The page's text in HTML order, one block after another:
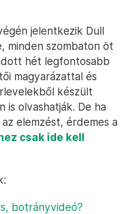
jelentkezik Dull
minden szombaton öt
hét legfontosabb
magyarázattal és
készült
is olvashatják. De ha
elemzést, érdemes a
csak ide kell
botrányvideó?